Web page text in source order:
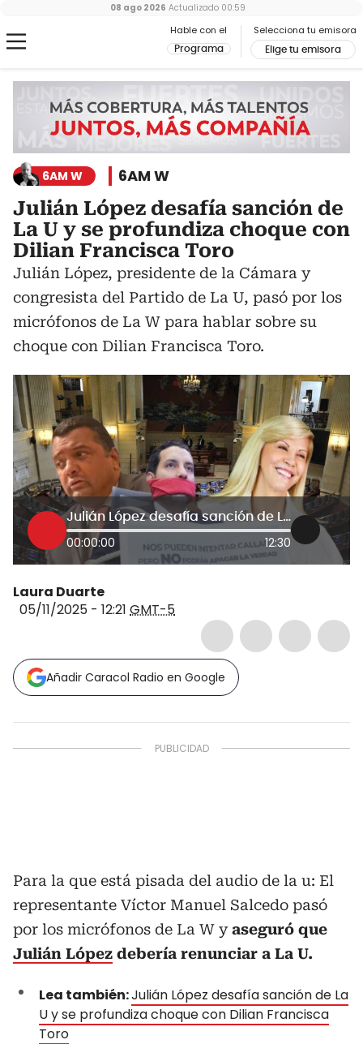
Hable con el
Programa
Selecciona tu emisora
Elige tu emisora
08 ago 2026 Actualizado 00:59
6AM W 6AM W
Julián López desafía sanción de
La U y se profundiza choque con
Dilian Francisca Toro
Julián López, presidente de la Cámara y
congresista del Partido de La U, pasó por los
micrófonos de La W para hablar sobre su
choque con Dilian Francisca Toro.
Julián López desafía sanción de La U y se profundiza choque con Dilian Francisca Toro
00:00:00 12:30
Laura Duarte
05/11/2025 - 12:21 GMT-5
Añadir Caracol Radio en Google
Para la que está pisada del audio de la u: El
representante Víctor Manuel Salcedo pasó
por los micrófonos de La W yaseguró que
Julián López debería renunciar a La U.
Lea también:Julián López desafía sanción de La
U y se profundiza choque con Dilian Francisca
Toro